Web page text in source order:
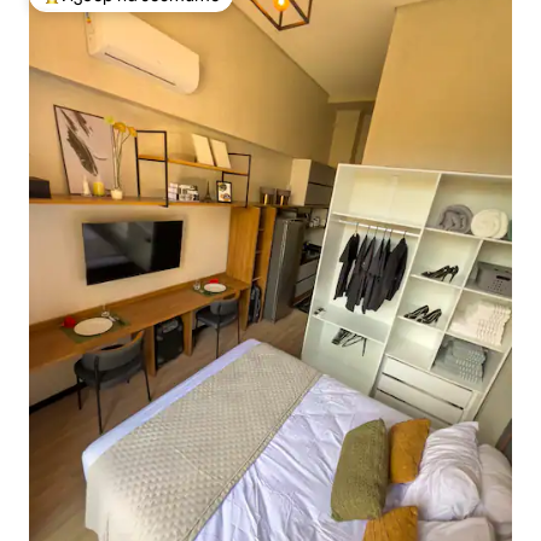
Най-популярен избор на гостите